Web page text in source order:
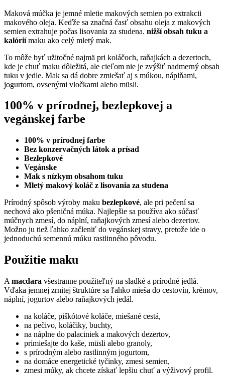
Maková múčka je jemné mletie makových semien po extrakcii
makového oleja. Keďže sa značná časť obsahu oleja z makových
semien extrahuje počas lisovania za studena. nižší obsah tuku a
kalóriímaku ako celý mletý mak.
To môže byť užitočné najmä pri koláčoch, raňajkách a dezertoch,
kde je chuť maku dôležitá, ale cieľom nie je zvýšiť nadmerný obsah
tuku v jedle. Mak sa dá dobre zmiešať aj s múkou, náplňami,
jogurtom, ovsenými vločkami alebo müsli.
100% v prírodnej, bezlepkovej a
vegánskej farbe
100% v prírodnej farbe
Bez konzervačných látok a prísad
Bezlepkové
Vegánske
Mak s nízkym obsahom tuku
Mletý makový koláč z lisovania za studena
Prírodný spôsob výroby maku bezlepkové, ale pri pečení sa
nechová ako pšeničná múka. Najlepšie sa používa ako súčasť
múčnych zmesí, do náplní, raňajkových zmesí alebo dezertov.
Možno ju tiež ľahko začleniť do vegánskej stravy, pretože ide o
jednoduchú semennú múku rastlinného pôvodu.
Použitie maku
A macdara všestranne použiteľný na sladké a prírodné jedlá.
Vďaka jemnej zrnitej štruktúre sa ľahko mieša do cestovín, krémov,
náplní, jogurtov alebo raňajkových jedál.
na koláče, piškótové koláče, miešané cestá,
na pečivo, koláčiky, buchty,
na náplne do palaciniek a makových dezertov,
primiešajte do kaše, müsli alebo granoly,
s prírodným alebo rastlinným jogurtom,
na domáce energetické tyčinky, zmesi semien,
zmesi múky, ak chcete získať lepšiu chuť a výživový profil.